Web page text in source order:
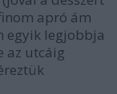
apró ám
egyik legjobbja
az utcáig